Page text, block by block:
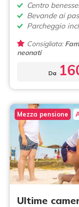
Centro
Bevande ai
Parcheggio
Consigliata:
neonati
Da
Mezza pensione
Ultime